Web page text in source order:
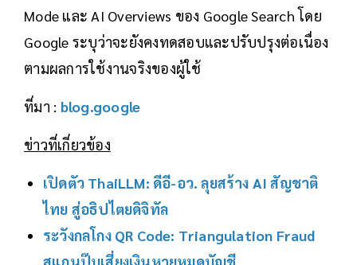
Mode และ AI Overviews ของ Google Search โดย
Google ระบุว่าจะยังคงทดสอบและปรับปรุงต่อเนื่อง
ตามผลการใช้งานจริงของผู้ใช้
ที่มา : blog.google
ข่าวที่เกี่ยวข้อง
เปิดตัว ThaiLLM: ดีอี-อว. ลุยสร้าง AI สัญชาติ
ไทย สู่อธิปไตยดิจิทัล
ระวังกลโกง QR Code: Triangulation Fraud